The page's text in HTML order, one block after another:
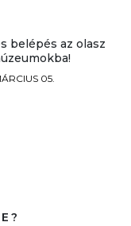
belépés az olasz
05.